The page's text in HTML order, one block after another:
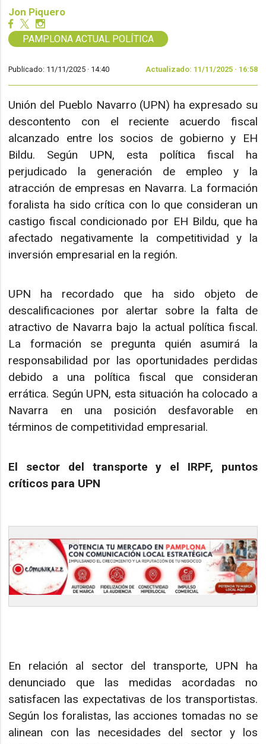
Jon Piquero
PAMPLONA ACTUAL POLÍTICA
Publicado: 11/11/2025 · 14:40 Actualizado: 11/11/2025 · 16:58
Unión del Pueblo Navarro (UPN) ha expresado su
descontento con el reciente acuerdo fiscal
alcanzado entre los socios de gobierno y EH
Bildu. Según UPN, esta política fiscal ha
perjudicado la generación de empleo y la
atracción de empresas en Navarra. La formación
foralista ha sido crítica con lo que consideran un
castigo fiscal condicionado por EH Bildu, que ha
afectado negativamente la competitividad y la
inversión empresarial en la región.
UPN ha recordado que ha sido objeto de
descalificaciones por alertar sobre la falta de
atractivo de Navarra bajo la actual política fiscal.
La formación se pregunta quién asumirá la
responsabilidad por las oportunidades perdidas
debido a una política fiscal que consideran
errática. Según UPN, esta situación ha colocado a
Navarra en una posición desfavorable en
términos de competitividad empresarial.
El sector del transporte y el IRPF, puntos
críticos para UPN
En relación al sector del transporte, UPN ha
denunciado que las medidas acordadas no
satisfacen las expectativas de los transportistas.
Según los foralistas, las acciones tomadas no se
alinean con las necesidades del sector y los